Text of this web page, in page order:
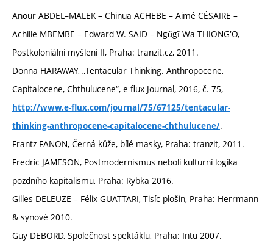
Anour ABDEL–MALEK – Chinua ACHEBE – Aimé CÉSAIRE –
Achille MBEMBE – Edward W. SAID – Ngũgĩ Wa THIONGʼO,
Postkoloniální myšlení II, Praha: tranzit.cz, 2011.
Donna HARAWAY, „Tentacular Thinking. Anthropocene,
Capitalocene, Chthulucene“, e-flux Journal, 2016, č. 75,
http://www.e-flux.com/journal/75/67125/tentacular-
thinking-anthropocene-capitalocene-chthulucene/.
Frantz FANON, Černá kůže, bílé masky, Praha: tranzit, 2011.
Fredric JAMESON, Postmodernismus neboli kulturní logika
pozdního kapitalismu, Praha: Rybka 2016.
Gilles DELEUZE – Félix GUATTARI, Tisíc plošin, Praha: Herrmann
& synové 2010.
Guy DEBORD, Společnost spektáklu, Praha: Intu 2007.